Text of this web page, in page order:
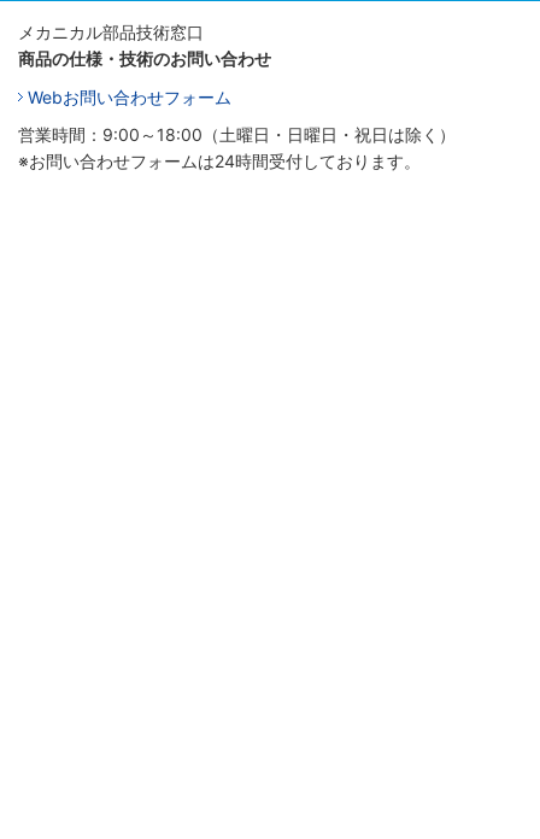
メカニカル部品技術窓口
商品の仕様・技術のお問い合わせ
Webお問い合わせフォーム
営業時間：9:00～18:00（土曜日・日曜日・祝日は除く）
※お問い合わせフォームは24時間受付しております。